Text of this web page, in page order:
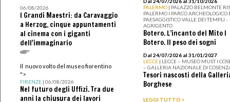
06/08/2026
I Grandi Maestri: da Caravaggio
a Herzog, cinque appuntamenti
al cinema con i giganti
dell'immaginario
Il nuovo volto del museo fiorentino
">
FIRENZE| 06/08/2026
Nel futuro degli Uffizi. Tra due
anni la chiusura dei lavori
Dal 24/07/2026 al 31/10/2026
PALERMO | PALAZZO BELMONTE
PALERMO I PARCO ARCHEOLOGICO
PAESAGGISTICO VALLE DEI TEMPLI -
AGRIGENTO
Botero. L’incanto del Mito I
Botero. Il peso dei sogni
Dal 24/07/2026 al 31/01/2027
LECCE | LECCE – MUSEO MUST I
– GALLERIA NAZIONALE DI
Tesori nascosti della
Borghese
LEGGI TUTTO >